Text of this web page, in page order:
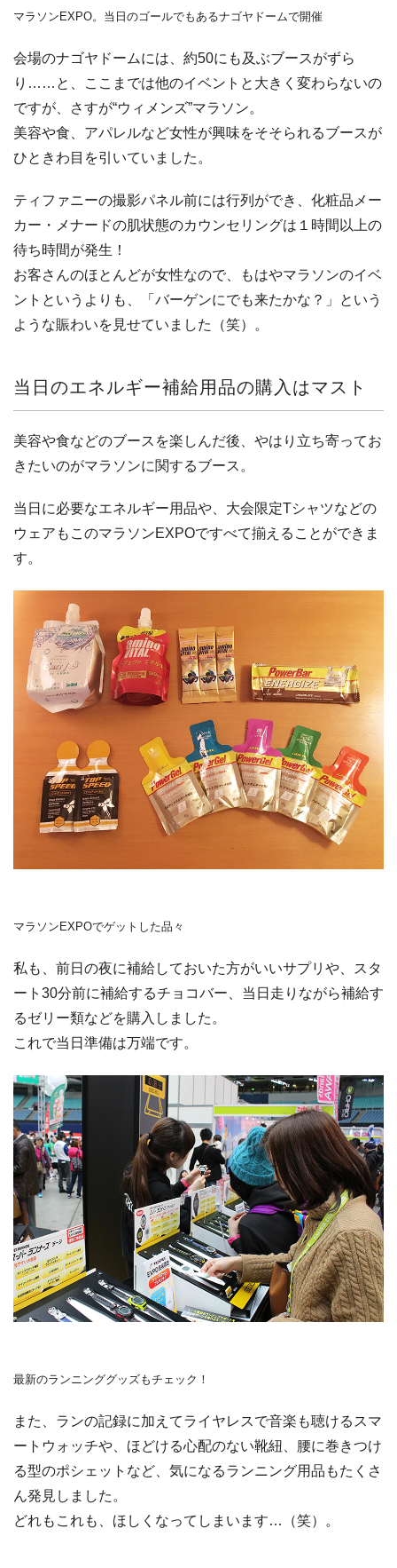
マラソンEXPO。当日のゴールでもあるナゴヤドームで開催
会場のナゴヤドームには、約50にも及ぶブースがずら
り……と、ここまでは他のイベントと大きく変わらないの
ですが、さすが“ウィメンズ”マラソン。
美容や食、アパレルなど女性が興味をそそられるブースが
ひときわ目を引いていました。
ティファニーの撮影パネル前には行列ができ、化粧品メー
カー・メナードの肌状態のカウンセリングは１時間以上の
待ち時間が発生！
お客さんのほとんどが女性なので、もはやマラソンのイベ
ントというよりも、「バーゲンにでも来たかな？」という
ような賑わいを見せていました（笑）。
当日のエネルギー補給用品の購入はマスト
美容や食などのブースを楽しんだ後、やはり立ち寄ってお
きたいのがマラソンに関するブース。
当日に必要なエネルギー用品や、大会限定Tシャツなどの
ウェアもこのマラソンEXPOですべて揃えることができま
す。
マラソンEXPOでゲットした品々
私も、前日の夜に補給しておいた方がいいサプリや、スタ
ート30分前に補給するチョコバー、当日走りながら補給す
るゼリー類などを購入しました。
これで当日準備は万端です。
最新のランニンググッズもチェック！
また、ランの記録に加えてライヤレスで音楽も聴けるスマ
ートウォッチや、ほどける心配のない靴紐、腰に巻きつけ
る型のポシェットなど、気になるランニング用品もたくさ
ん発見しました。
どれもこれも、ほしくなってしまいます…（笑）。